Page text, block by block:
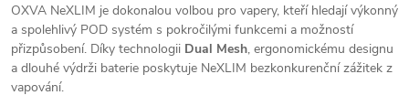
OXVA NeXLIM je dokonalou volbou pro vapery, kteří hledají výkonný
a spolehlivý POD systém s pokročilými funkcemi a možností
přizpůsobení. Díky technologii Dual Mesh, ergonomickému designu
a dlouhé výdrži baterie poskytuje NeXLIM bezkonkurenční zážitek z
vapování.